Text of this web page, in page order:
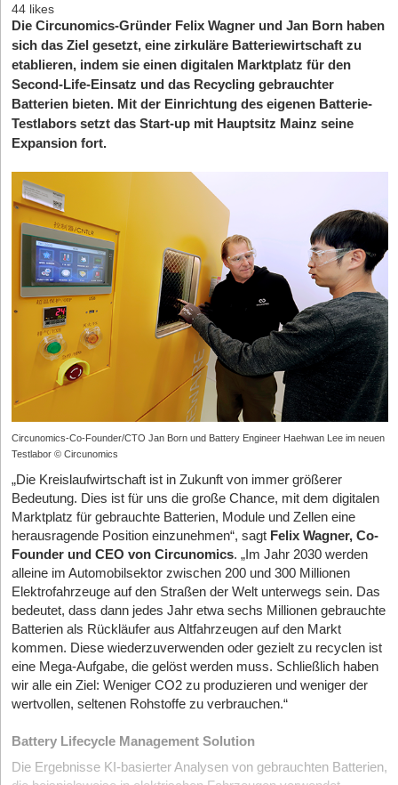
44 likes
Die Circunomics-Gründer Felix Wagner und Jan Born haben
sich das Ziel gesetzt, eine zirkuläre Batteriewirtschaft zu
etablieren, indem sie einen digitalen Marktplatz für den
Second-Life-Einsatz und das Recycling gebrauchter
Batterien bieten. Mit der Einrichtung des eigenen Batterie-
Testlabors setzt das Start-up mit Hauptsitz Mainz seine
Expansion fort.
Circunomics-Co-Founder/CTO Jan Born und Battery Engineer Haehwan Lee im neuen
Testlabor © Circunomics
„Die Kreislaufwirtschaft ist in Zukunft von immer größerer
Bedeutung. Dies ist für uns die große Chance, mit dem digitalen
Marktplatz für gebrauchte Batterien, Module und Zellen eine
herausragende Position einzunehmen“, sagt Felix Wagner, Co-
Founder und CEO von Circunomics. „Im Jahr 2030 werden
alleine im Automobilsektor zwischen 200 und 300 Millionen
Elektrofahrzeuge auf den Straßen der Welt unterwegs sein. Das
bedeutet, dass dann jedes Jahr etwa sechs Millionen gebrauchte
Batterien als Rückläufer aus Altfahrzeugen auf den Markt
kommen. Diese wiederzuverwenden oder gezielt zu recyclen ist
eine Mega-Aufgabe, die gelöst werden muss. Schließlich haben
wir alle ein Ziel: Weniger CO2 zu produzieren und weniger der
wertvollen, seltenen Rohstoffe zu verbrauchen.“
Battery Lifecycle Management Solution
Die Ergebnisse KI-basierter Analysen von gebrauchten Batterien,